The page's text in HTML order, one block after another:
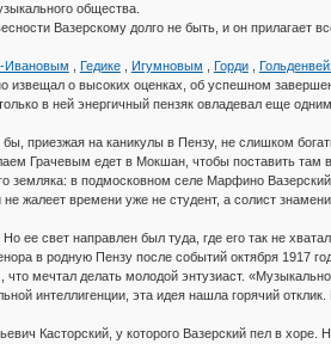
общества.
Вазерскому долго не быть, и он прилагает
Ивановым Гедике, Игумновым Горди,
извещал о высоких оценках, об успешном
в ней энергичный пензяк овладевал еще
приезжая на каникулы в Пензу, не слишком
Грачевым едет в Мокшан, чтобы поставить там
в подмосковном селе Марфино Вазерский
жалеет времени уже не студент, а солист
ее свет направлен был туда, где его так не
в родную Пензу после событий октября 1917
мечтал делать молодой энтузиаст.
интеллигенции, эта идея нашла горячий
Касторский, у которого Вазерский пел в